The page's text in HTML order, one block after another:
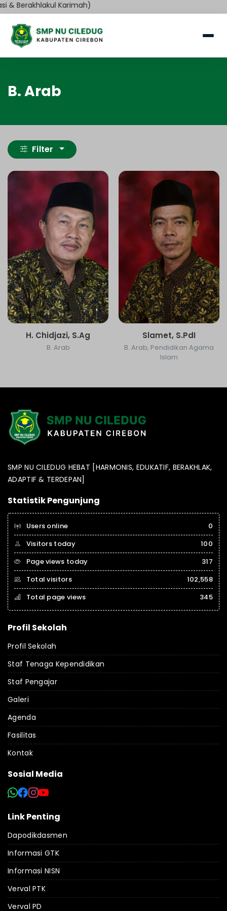
& Berakhlakul Karimah)
B. Arab
Filter
H. Chidjazi, S.Ag
B. Arab
Slamet, S.PdI
B. Arab, Pendidikan Agama
Islam
SMP NU CILEDUG HEBAT [HARMONIS, EDUKATIF, BERAKHLAK,
ADAPTIF & TERDEPAN]
Statistik Pengunjung
Users online
0
Visitors today
100
Page views today
317
Total visitors
102,558
Total page views
345
Profil Sekolah
Profil Sekolah
Staf Tenaga Kependidikan
Staf Pengajar
Galeri
Agenda
Fasilitas
Kontak
Sosial Media
Link Penting
Dapodikdasmen
Informasi GTK
Informasi NISN
Verval PTK
Verval PD